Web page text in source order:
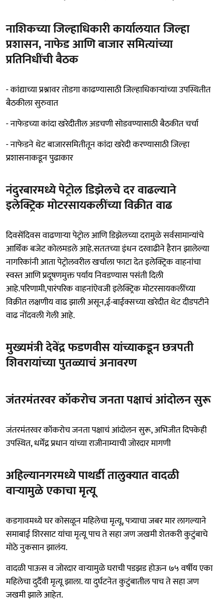
नाशिकच्या जिल्हाधिकारी कार्यालयात जिल्हा
प्रशासन, नाफेड आणि बाजार समित्यांच्या
प्रतिनिधींची बैठक
- कांद्याच्या प्रश्नावर तोडगा काढण्यासाठी जिल्हाधिकाऱ्यांच्या उपस्थितीत
बैठकीला सुरुवात
- नाफेडच्या कांदा खरेदीतील अडचणी सोडवण्यासाठी बैठकीत चर्चा
- नाफेडने थेट बाजारसमितीतून कांदा खरेदी करण्यासाठी जिल्हा
प्रशासनाकडून पुढाकार
नंदुरबारमध्ये पेट्रोल डिझेलचे दर वाढल्याने
इलेक्ट्रिक मोटरसायकलींच्या विक्रीत वाढ
दिवसेंदिवस वाढणाऱ्या पेट्रोल आणि डिझेलच्या दरामुळे सर्वसामान्यांचे
आर्थिक बजेट कोलमडले आहे.सततच्या इंधन दरवाढीने हैरान झालेल्या
नागरिकांनी आता पेट्रोलवरील खर्चाला फाटा देत इलेक्ट्रिक वाहनांचा
स्वस्त आणि प्रदूषणमुक्त पर्याय निवडण्यास पसंती दिली
आहे.परिणामी,पारंपरिक वाहनांऐवजी इलेक्ट्रिक मोटरसायकलींच्या
विक्रीत लक्षणीय वाढ झाली असून,ई-बाईक्सच्या खरेदीत थेट दीडपटीने
वाढ नोंदवली गेली आहे.
मुख्यमंत्री देवेंद्र फडणवीस यांच्याकडून छत्रपती
शिवरायांच्या पुतळ्याचं अनावरण
जंतरमंतरवर कॉकरोच जनता पक्षाचं आंदोलन सुरू
जंतरमंतरवर कॉकरोच जनता पक्षाचं आंदोलन सुरू, अभिजीत दिपकेही
उपस्थित, धर्मेंद्र प्रधान यांच्या राजीनाम्याची जोरदार मागणी
अहिल्यानगरमध्ये पाथर्डी तालुक्यात वादळी
वाऱ्यामुळे एकाचा मृत्यू
कडगावमध्ये घर कोसळून महिलेचा मृत्यू, पत्र्याचा जबर मार लागल्याने
समाबाई शिरसाट यांचा मृत्यू पाच ते सहा जण जखमी शेतकरी कुटुंबाचे
मोठे नुकसान झालंय.
वादळी पाऊस व जोरदार वाऱ्यामुळे घराची पडझड होऊन ७५ वर्षीय एका
महिलेचा दुर्दैवी मृत्यू झाला. या दुर्घटनेत कुटुंबातील पाच ते सहा जण
जखमी झाले आहेत.